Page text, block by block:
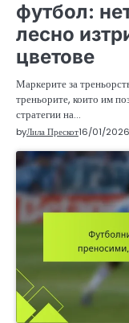
футбол:
лесно
цветове
Маркерите за
треньорите, които им
стратегии на…
byЛила Прескот16/01/2026